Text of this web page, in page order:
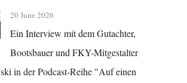
20 June 2026
Ein Interview mit dem Gutachter,
Bootsbauer und FKY-Mitgestalter
in der Podcast-Reihe "Auf einen